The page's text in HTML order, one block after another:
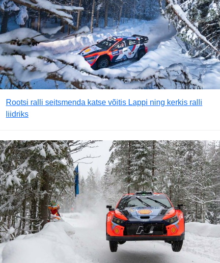
Rootsi ralli seitsmenda katse võitis Lappi ning kerkis ralli
liidriks